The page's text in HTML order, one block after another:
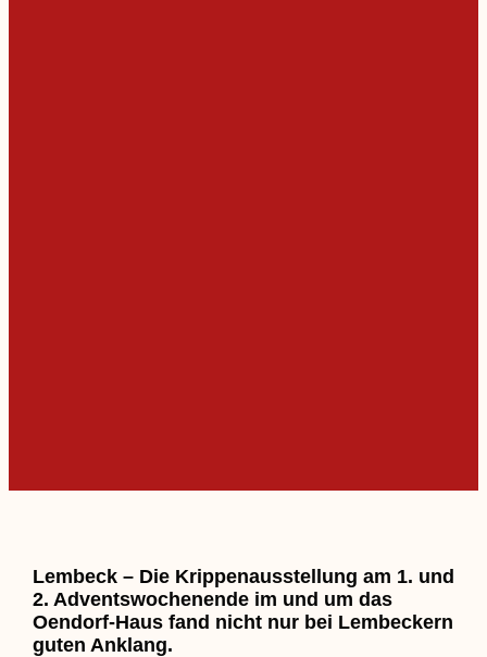
Lembeck – Die Krippenausstellung am 1. und
2. Adventswochenende im und um das
Oendorf-Haus fand nicht nur bei Lembeckern
guten Anklang.